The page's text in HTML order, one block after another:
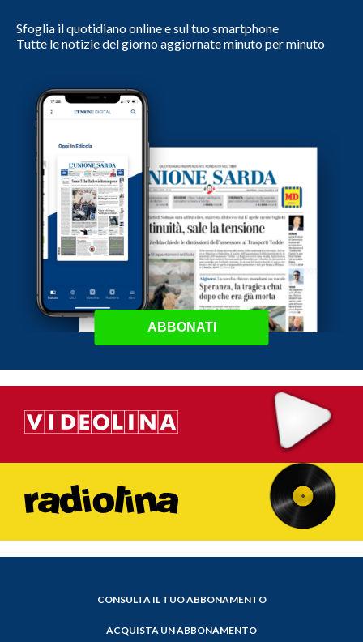
Sfoglia il quotidiano online e sul tuo smartphone
Tutte le notizie del giorno aggiornate minuto per minuto
ABBONATI
CONSULTA IL TUO ABBONAMENTO
ACQUISTA UN ABBONAMENTO